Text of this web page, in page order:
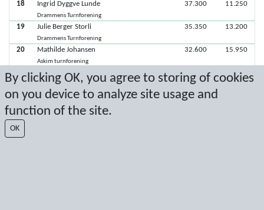
By clicking OK, you agree to storing of cookies
on you device to analyze site usage and
function of the site.
OK
18 Ingrid Dyggve Lunde
Drammens Turnforening
37.300 11.250
19 Julie Berger Storli
Drammens Turnforening
35.350 13.200
20 Mathilde Johansen
Askim turnforening
32.600 15.950
Øyvor Foss Bjørnstad
Sandvika turnforening
23.450
22 Maia Kristine Bjerke
Sandvika turnforening
22